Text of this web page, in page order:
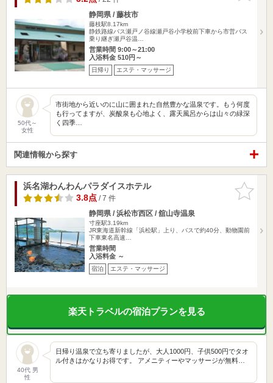
静岡県 / 藤枝市
藤枝駅8.17km
静鉄路線バス瀬戸ノ谷線瀬戸谷小学校前下車から市営バス
乗り継ぎ瀬戸谷温…
営業時間 9:00～21:00
入浴料金 510円～
日帰り エステ・マッサージ
50代～
女性
市街地から近いのに山に囲まれた自然豊かな温泉です。もう何度
も行ってますが、炭酸泉も心地よく、露天風呂からは山々の緑深
く四季…
関連情報から探す
お気に入
りに追加
浜名湖わんわんパラダイスホテル
3.8点/ 7 件
静岡県 / 浜松市西区 / 舘山寺温泉
寸座駅3.19km
JR東海道新幹線「浜松駅」上り、バスで約40分、動物園前
下車東名高速…
営業時間
入浴料金 ～
宿泊 エステ・マッサージ
楽天トラベルの宿泊プランを見る
40代 男
性
日帰り温泉で立ち寄りましたが、大人1000円、子供500円でタオ
ル付きはかなりお得です。 アメニティーやマッサージが無料…